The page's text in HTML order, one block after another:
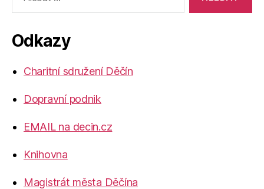
Odkazy
Charitní sdružení Děčín
Dopravní podnik
EMAIL na decin.cz
Knihovna
Magistrát města Děčína